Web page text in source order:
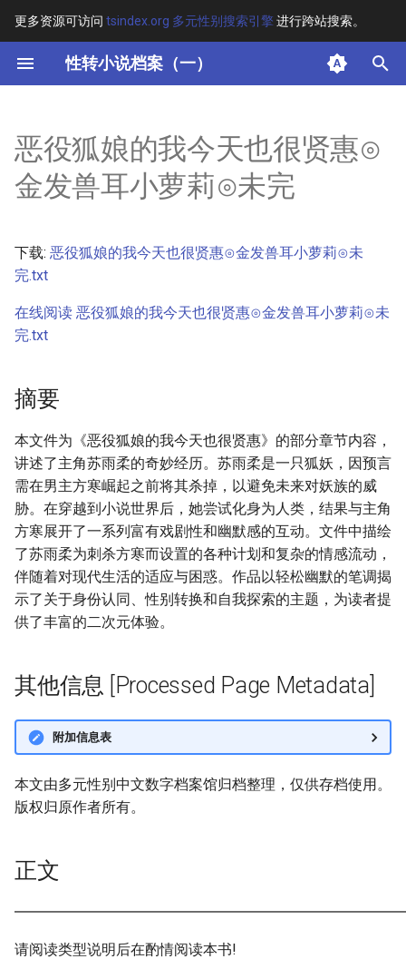
更多资源可访问 tsindex.org 多元性别搜索引擎进行跨站搜索。
性转小说档案（一）
键
开
始
索
其他信息 [Processed Page
Metadata]
恶役狐娘的我今天也很贤惠⊙
金发兽耳小萝莉⊙未完
下载: 恶役狐娘的我今天也很贤惠⊙金发兽耳小萝莉⊙未
完.txt
在线阅读 恶役狐娘的我今天也很贤惠⊙金发兽耳小萝莉⊙未
完.txt
摘要
本文件为《恶役狐娘的我今天也很贤惠》的部分章节内容，
讲述了主角苏雨柔的奇妙经历。苏雨柔是一只狐妖，因预言
需在男主方寒崛起之前将其杀掉，以避免未来对妖族的威
胁。在穿越到小说世界后，她尝试化身为人类，结果与主角
方寒展开了一系列富有戏剧性和幽默感的互动。文件中描绘
了苏雨柔为刺杀方寒而设置的各种计划和复杂的情感流动，
伴随着对现代生活的适应与困惑。作品以轻松幽默的笔调揭
示了关于身份认同、性别转换和自我探索的主题，为读者提
供了丰富的二次元体验。
其他信息 [Processed Page Metadata]
附加信息表
本文由多元性别中文数字档案馆归档整理，仅供存档使用。
版权归原作者所有。
正文
请阅读类型说明后在酌情阅读本书!